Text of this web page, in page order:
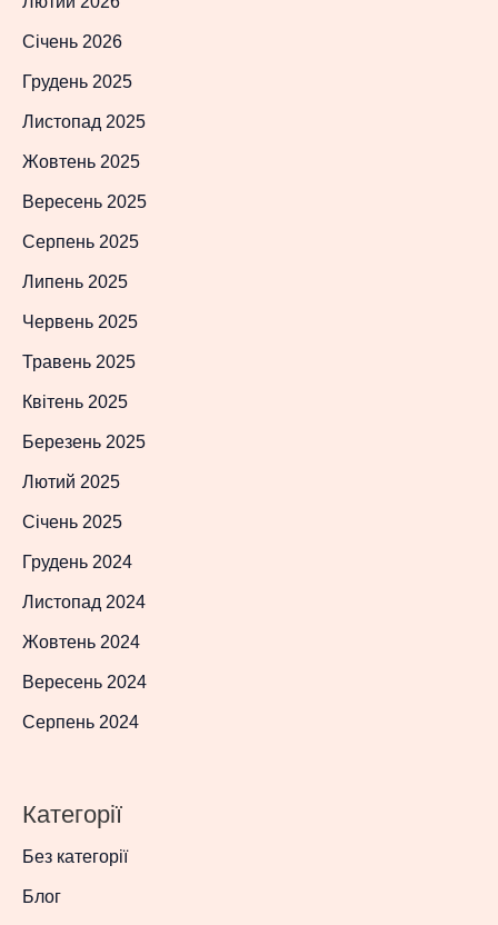
Січень 2026
Грудень 2025
Листопад 2025
Жовтень 2025
Вересень 2025
Серпень 2025
Липень 2025
Червень 2025
Травень 2025
Квітень 2025
Березень 2025
Лютий 2025
Січень 2025
Грудень 2024
Листопад 2024
Жовтень 2024
Вересень 2024
Серпень 2024
Категорії
Без категорії
Блог